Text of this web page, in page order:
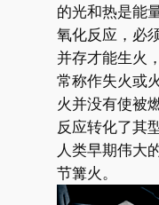
的光和热是能
氧化反应，必
并存才能生火
常称作失火或
火并没有使被
反应转化了其
人类早期伟大
节篝火。